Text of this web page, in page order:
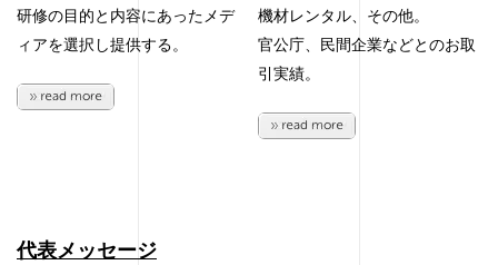
研修の目的と内容にあったメデ
ィアを選択し提供する。
機材レンタル、その他。
官公庁、民間企業などとのお取
引実績。
代表メッセージ